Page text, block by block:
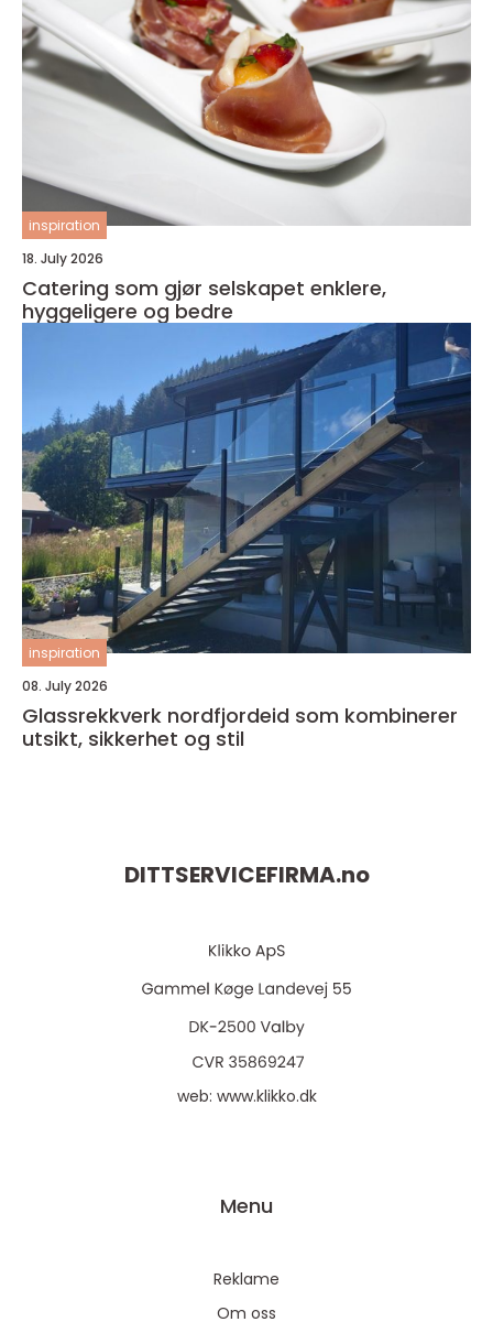
inspiration
18. July 2026
Catering som gjør selskapet enklere,
hyggeligere og bedre
inspiration
08. July 2026
Glassrekkverk nordfjordeid som kombinerer
utsikt, sikkerhet og stil
DITTSERVICEFIRMA.no
web: www.klikko.dk
Menu
Reklame
Om oss